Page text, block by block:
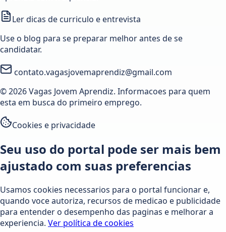
Ler dicas de curriculo e entrevista
Use o blog para se preparar melhor antes de se
candidatar.
contato.vagasjovemaprendiz@gmail.com
© 2026 Vagas Jovem Aprendiz. Informacoes para quem
esta em busca do primeiro emprego.
Cookies e privacidade
Seu uso do portal pode ser mais bem
ajustado com suas preferencias
Usamos cookies necessarios para o portal funcionar e,
quando voce autoriza, recursos de medicao e publicidade
para entender o desempenho das paginas e melhorar a
experiencia. Ver política de cookies